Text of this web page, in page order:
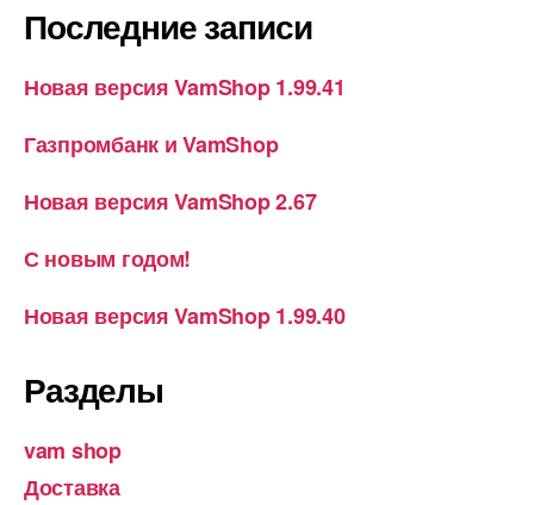
Последние записи
Новая версия VamShop 1.99.41
Газпромбанк и VamShop
Новая версия VamShop 2.67
С новым годом!
Новая версия VamShop 1.99.40
Разделы
vam shop
Доставка